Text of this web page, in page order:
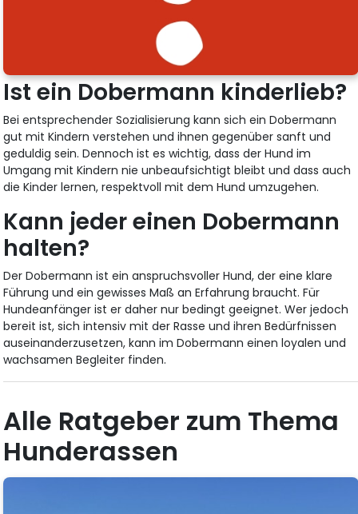
Ist ein Dobermann kinderlieb?
Bei entsprechender Sozialisierung kann sich ein Dobermann
gut mit Kindern verstehen und ihnen gegenüber sanft und
geduldig sein. Dennoch ist es wichtig, dass der Hund im
Umgang mit Kindern nie unbeaufsichtigt bleibt und dass auch
die Kinder lernen, respektvoll mit dem Hund umzugehen.
Kann jeder einen Dobermann
halten?
Der Dobermann ist ein anspruchsvoller Hund, der eine klare
Führung und ein gewisses Maß an Erfahrung braucht. Für
Hundeanfänger ist er daher nur bedingt geeignet. Wer jedoch
bereit ist, sich intensiv mit der Rasse und ihren Bedürfnissen
auseinanderzusetzen, kann im Dobermann einen loyalen und
wachsamen Begleiter finden.
Alle Ratgeber zum Thema
Hunderassen